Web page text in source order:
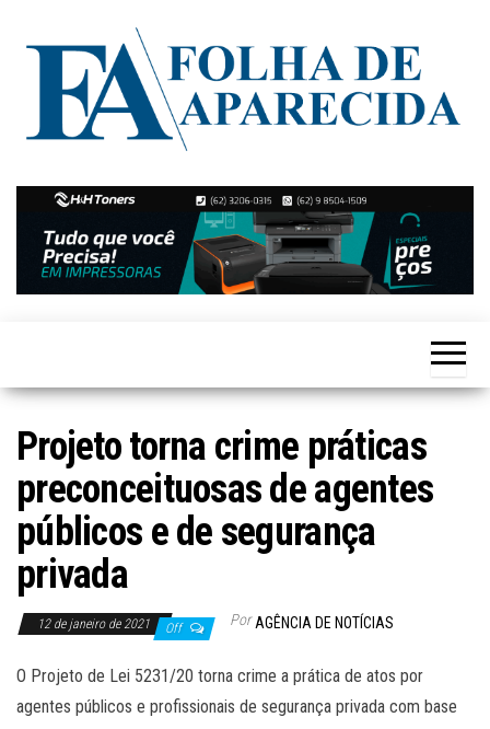
Folha de
Aparecida
Notícias
de
Aparecida
de
Goiânia
Projeto torna crime práticas
preconceituosas de agentes
públicos e de segurança
privada
12 de janeiro de 2021 Off Por AGÊNCIA DE NOTÍCIAS
O Projeto de Lei 5231/20 torna crime a prática de atos por
agentes públicos e profissionais de segurança privada com base